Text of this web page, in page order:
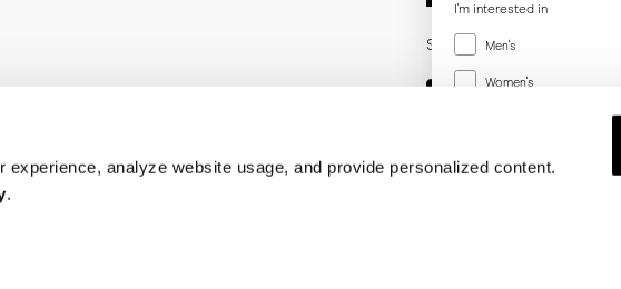
experience, analyze website usage, and provide personalized content.
.
Social
I'm interested in
Menswear
Men's
Women's
Women's